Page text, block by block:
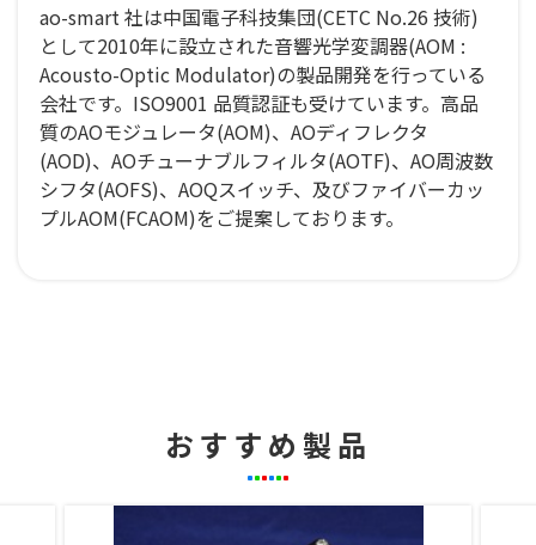
ao-smart 社は中国電子科技集団(CETC No.26 技術)
として2010年に設立された音響光学変調器(AOM :
Acousto-Optic Modulator)の製品開発を行っている
会社です。ISO9001 品質認証も受けています。高品
質のAOモジュレータ(AOM)、AOディフレクタ
(AOD)、AOチューナブルフィルタ(AOTF)、AO周波数
シフタ(AOFS)、AOQスイッチ、及びファイバーカッ
プルAOM(FCAOM)をご提案しております。
おすすめ製品